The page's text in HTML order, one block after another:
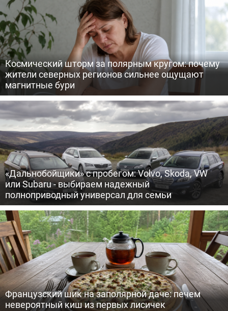
Космический шторм за полярным кругом: почему
жители северных регионов сильнее ощущают
магнитные бури
«Дальнобойщики» с пробегом: Volvo, Skoda, VW
или Subaru - выбираем надежный
полноприводный универсал для семьи
Французский шик на заполярной даче: печем
невероятный киш из первых лисичек